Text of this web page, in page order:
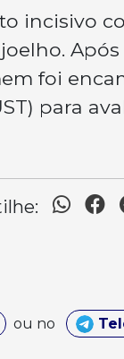
incisivo
foi
para
ou no